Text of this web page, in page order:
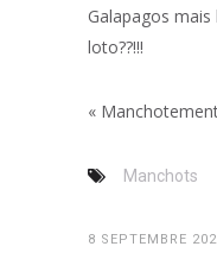
Galapagos mais
loto??!!!
«
Manchots
8 SEPTEMBRE